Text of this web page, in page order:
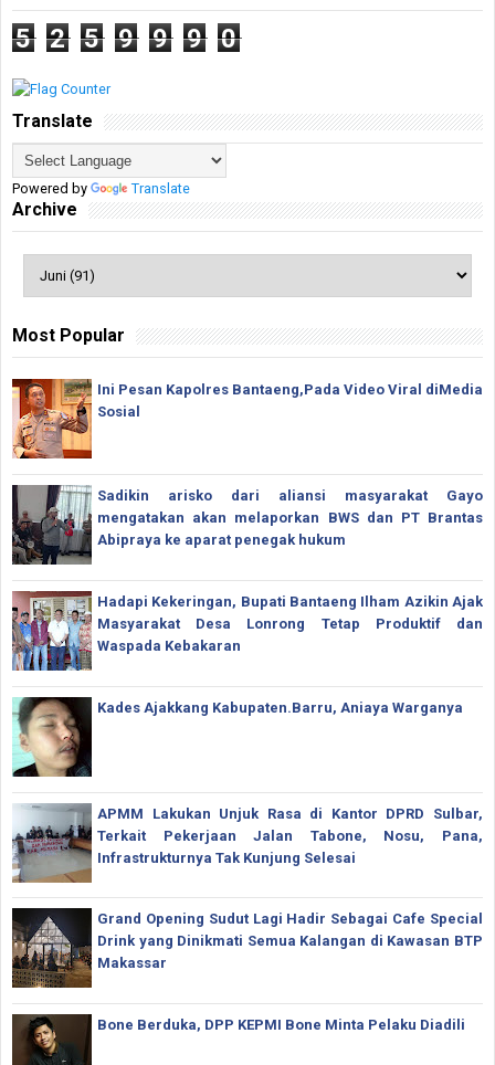
5 2 5 9 9 9 0
Translate
Powered by Translate
Archive
Most Popular
Ini Pesan Kapolres Bantaeng,Pada Video Viral diMedia
Sosial
Sadikin arisko dari aliansi masyarakat Gayo
mengatakan akan melaporkan BWS dan PT Brantas
Abipraya ke aparat penegak hukum
Hadapi Kekeringan, Bupati Bantaeng Ilham Azikin Ajak
Masyarakat Desa Lonrong Tetap Produktif dan
Waspada Kebakaran
Kades Ajakkang Kabupaten.Barru, Aniaya Warganya
APMM Lakukan Unjuk Rasa di Kantor DPRD Sulbar,
Terkait Pekerjaan Jalan Tabone, Nosu, Pana,
Infrastrukturnya Tak Kunjung Selesai
Grand Opening Sudut Lagi Hadir Sebagai Cafe Special
Drink yang Dinikmati Semua Kalangan di Kawasan BTP
Makassar
Bone Berduka, DPP KEPMI Bone Minta Pelaku Diadili